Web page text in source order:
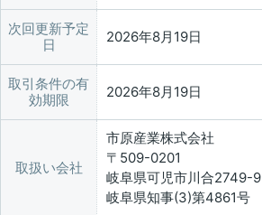
次回更新予定
日
2026年8月19日
取引条件の有
効期限
2026年8月19日
取扱い会社
市原産業株式会社
〒509-0201
岐阜県可児市川合2749-9
岐阜県知事(3)第4861号